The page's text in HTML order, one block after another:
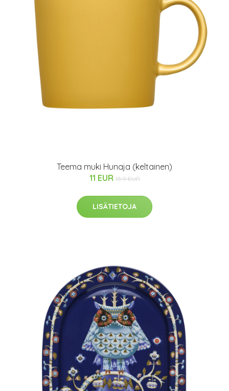
Teema muki Hunaja (keltainen)
11 EUR 15.9 EUR
LISÄTIETOJA